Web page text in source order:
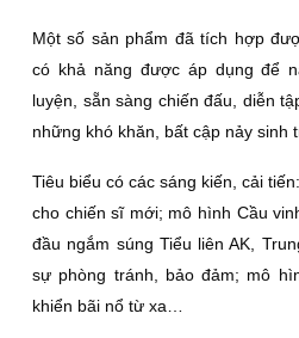
Một số sản phẩm đã tích hợp
có khả năng được áp dụng để
luyện, sẵn sàng chiến đấu, diễn
những khó khăn, bất cập nảy sinh
Tiêu biểu có các sáng kiến, cải
cho chiến sĩ mới; mô hình Cầu
đầu ngắm súng Tiểu liên AK,
sự phòng tránh, bảo đảm; mô
khiển bãi nổ từ xa…